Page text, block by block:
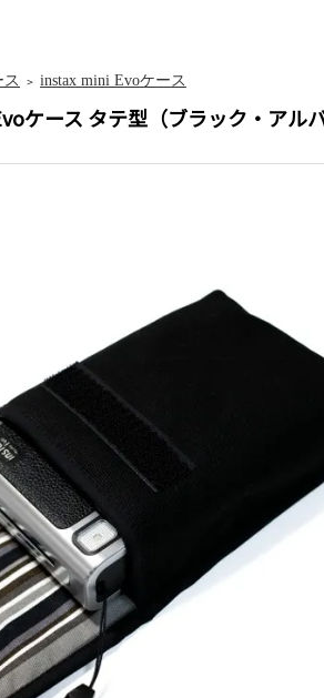
ス ＞ instax mini Evoケース
ケース タテ型（ブラック・アル